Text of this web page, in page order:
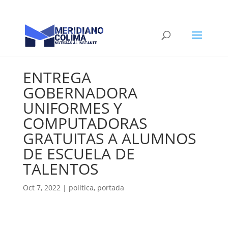
ENTREGA
GOBERNADORA
UNIFORMES Y
COMPUTADORAS
GRATUITAS A ALUMNOS
DE ESCUELA DE
TALENTOS
Oct 7, 2022| politica, portada